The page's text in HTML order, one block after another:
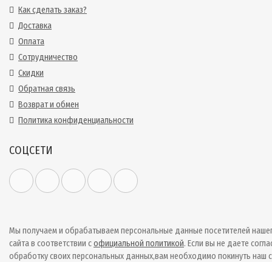
Как сделать заказ?
Доставка
Оплата
Сотрудничество
Скидки
Обратная связь
Возврат и обмен
Политика конфиденциальности
СОЦСЕТИ
Мы получаем и обрабатываем персональные данные посетителей
сайта в соответствии софициальной политикой. Если вы не даете
обработку своих персональных данных,вам необходимо покинуть наш